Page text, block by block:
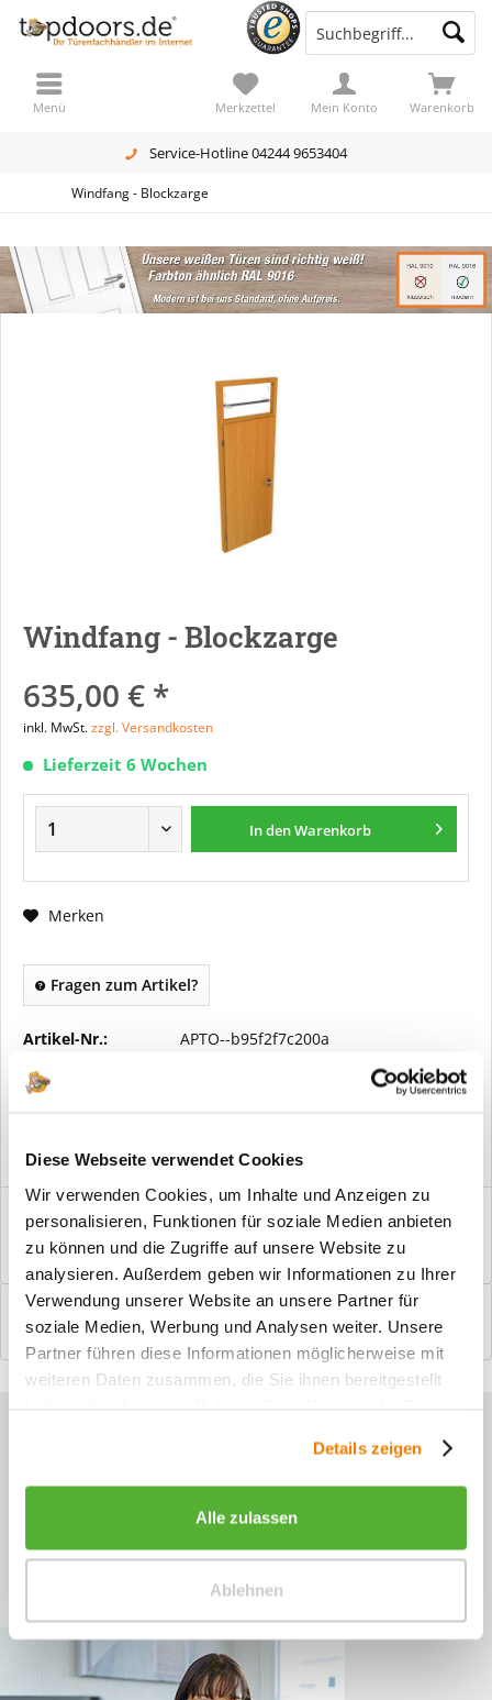
Diese Webseite verwendet Cookies
Wir verwenden Cookies, um Inhalte und Anzeigen zu
personalisieren, Funktionen für soziale Medien anbieten
zu können und die Zugriffe auf unsere Website zu
analysieren. Außerdem geben wir Informationen zu Ihrer
Verwendung unserer Website an unsere Partner für
soziale Medien, Werbung und Analysen weiter. Unsere
Partner führen diese Informationen möglicherweise mit
weiteren Daten zusammen, die Sie ihnen bereitgestellt
Details zeigen
Alle zulassen
Ablehnen
Service-Hotline 04244 9653404
Warenkorb
Merkzettel Mein Konto
Menü
Windfang - Blockzarge
Windfang - Blockzarge
635,00 € *
inkl. MwSt.zzgl. Versandkosten
Lieferzeit 6 Wochen
In denWarenkorb
Merken
Fragen zum Artikel?
Artikel-Nr.: APTO--b95f2f7c200a
Vorteile
Windfangelemente online am Bildschirm konfigurieren und
einbaufertig bestellen. In wenigen...
Bewertungen
0
Bewertungen lesen, schreiben und diskutieren...mehr
Sie haben Fragen zu unseren
+49 (0)4244 965 34 04
Mo - Do, 09:00 - 16:00 Uhr
und Fr, 09:00 - 13:00 Uhr